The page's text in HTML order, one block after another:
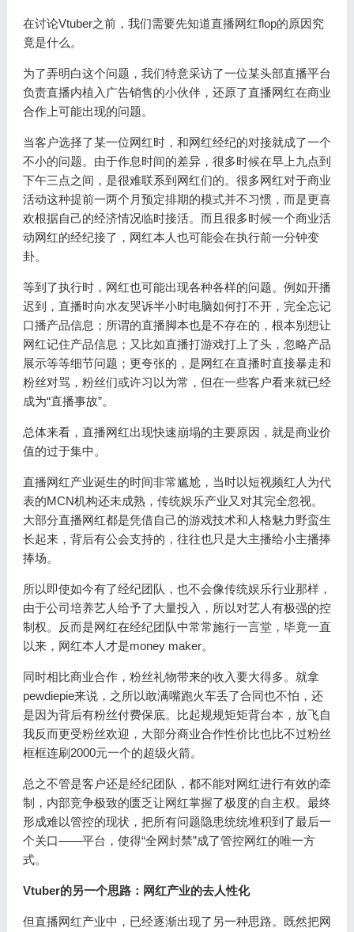
在讨论Vtuber之前，我们需要先知道直播网红flop的原因究
竟是什么。
为了弄明白这个问题，我们特意采访了一位某头部直播平台
负责直播内植入广告销售的小伙伴，还原了直播网红在商业
合作上可能出现的问题。
当客户选择了某一位网红时，和网红经纪的对接就成了一个
不小的问题。由于作息时间的差异，很多时候在早上九点到
下午三点之间，是很难联系到网红们的。很多网红对于商业
活动这种提前一两个月预定排期的模式并不习惯，而是更喜
欢根据自己的经济情况临时接活。而且很多时候一个商业活
动网红的经纪接了，网红本人也可能会在执行前一分钟变
卦。
等到了执行时，网红也可能出现各种各样的问题。例如开播
迟到，直播时向水友哭诉半小时电脑如何打不开，完全忘记
口播产品信息；所谓的直播脚本也是不存在的，根本别想让
网红记住产品信息；又比如直播打游戏打上了头，忽略产品
展示等等细节问题；更夸张的，是网红在直播时直接暴走和
粉丝对骂，粉丝们或许习以为常，但在一些客户看来就已经
成为“直播事故”。
总体来看，直播网红出现快速崩塌的主要原因，就是商业价
值的过于集中。
直播网红产业诞生的时间非常尴尬，当时以短视频红人为代
表的MCN机构还未成熟，传统娱乐产业又对其完全忽视。
大部分直播网红都是凭借自己的游戏技术和人格魅力野蛮生
长起来，背后有公会支持的，往往也只是大主播给小主播捧
捧场。
所以即使如今有了经纪团队，也不会像传统娱乐行业那样，
由于公司培养艺人给予了大量投入，所以对艺人有极强的控
制权。反而是网红在经纪团队中常常施行一言堂，毕竟一直
以来，网红本人才是money maker。
同时相比商业合作，粉丝礼物带来的收入要大得多。就拿
pewdiepie来说，之所以敢满嘴跑火车丢了合同也不怕，还
是因为背后有粉丝付费保底。比起规规矩矩背台本，放飞自
我反而更受粉丝欢迎，大部分商业合作性价比也比不过粉丝
框框连刷2000元一个的超级火箭。
总之不管是客户还是经纪团队，都不能对网红进行有效的牵
制，内部竞争极致的匮乏让网红掌握了极度的自主权。最终
形成难以管控的现状，把所有问题隐患统统堆积到了最后一
个关口——平台，使得“全网封禁”成了管控网红的唯一方
式。
Vtuber的另一个思路：网红产业的去人性化
但直播网红产业中，已经逐渐出现了另一种思路。既然把网